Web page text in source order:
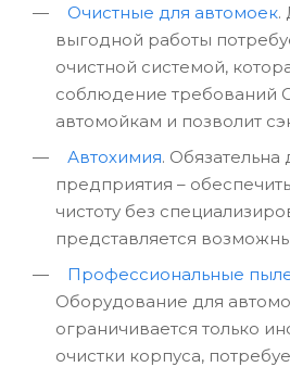
Очистные для автомоек.
выгодной работы
очистной системой,
соблюдение требований
автомойкам и позволит
Автохимия. Обязательна
предприятия –
чистоту без
представляется
Профессиональные
Оборудование для
ограничивается только
очистки корпуса,